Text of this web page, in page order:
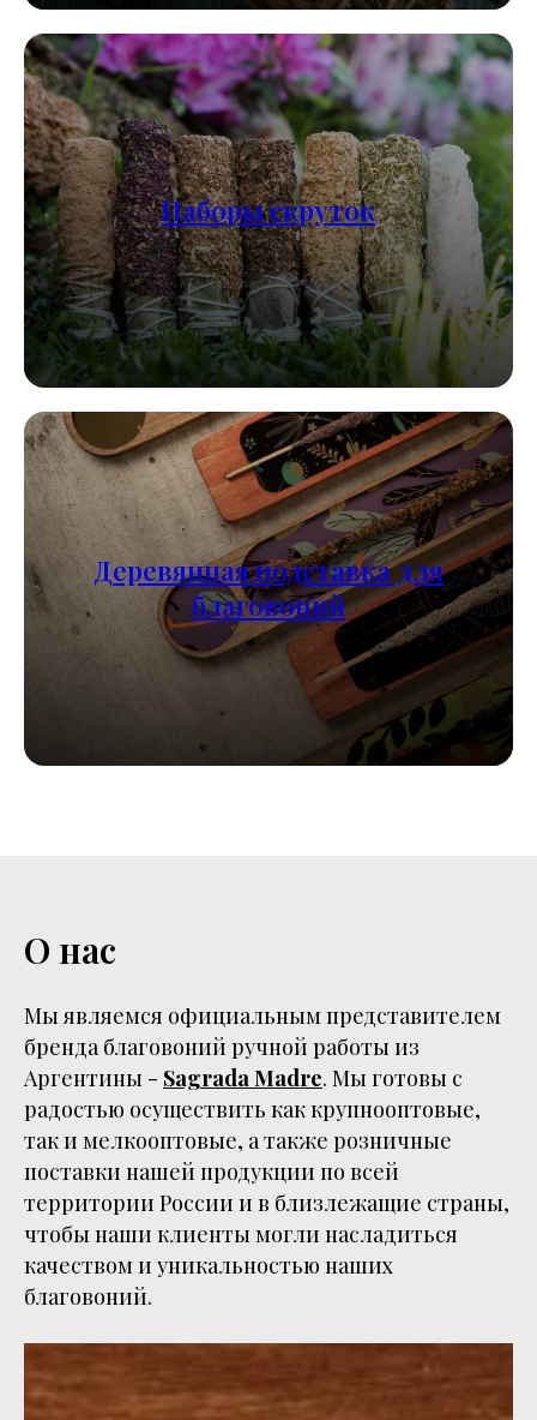
Наборы скруток
Деревянная подставка для
благовоний
О нас
Мы являемся официальным представителем
бренда благовоний ручной работы из
Аргентины - Sagrada Madre. Мы готовы с
радостью осуществить как крупнооптовые,
так и мелкооптовые, а также розничные
поставки нашей продукции по всей
территории России и в близлежащие страны,
чтобы наши клиенты могли насладиться
качеством и уникальностью наших
благовоний.